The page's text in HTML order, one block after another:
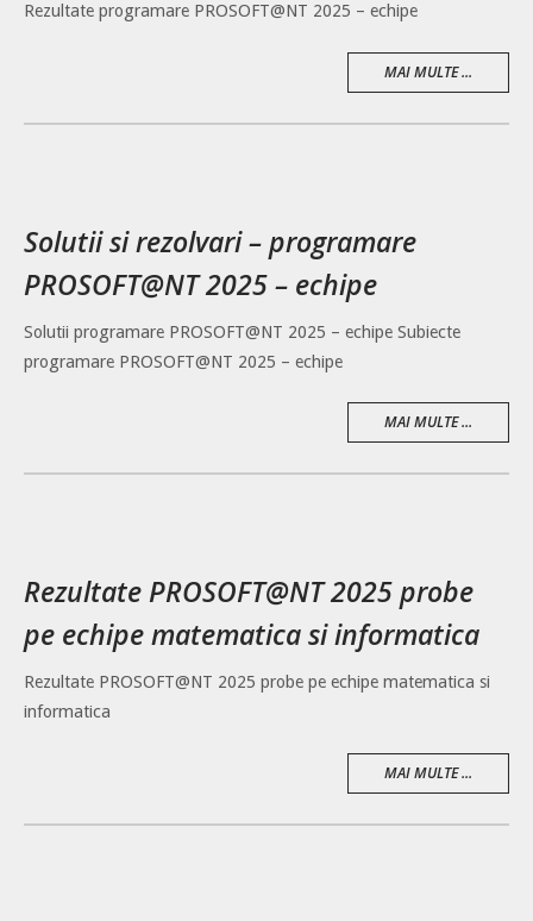
Rezultate programare PROSOFT@NT 2025 – echipe
MAI MULTE ...
Solutii si rezolvari – programare
PROSOFT@NT 2025 – echipe
Solutii programare PROSOFT@NT 2025 – echipe Subiecte
programare PROSOFT@NT 2025 – echipe
MAI MULTE ...
Rezultate PROSOFT@NT 2025 probe
pe echipe matematica si informatica
Rezultate PROSOFT@NT 2025 probe pe echipe matematica si
informatica
MAI MULTE ...